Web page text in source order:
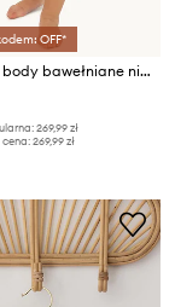
OFF*
Tinycottons body bawełniane niemowlęce APPLES WOVEN BODY
269,99 zł
cena:269,99 zł